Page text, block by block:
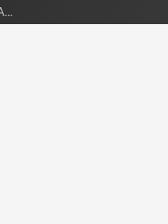
Perłowski, Adam. Red.